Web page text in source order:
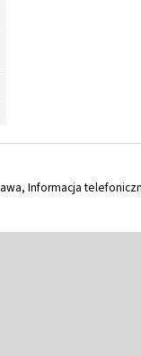
Informacja